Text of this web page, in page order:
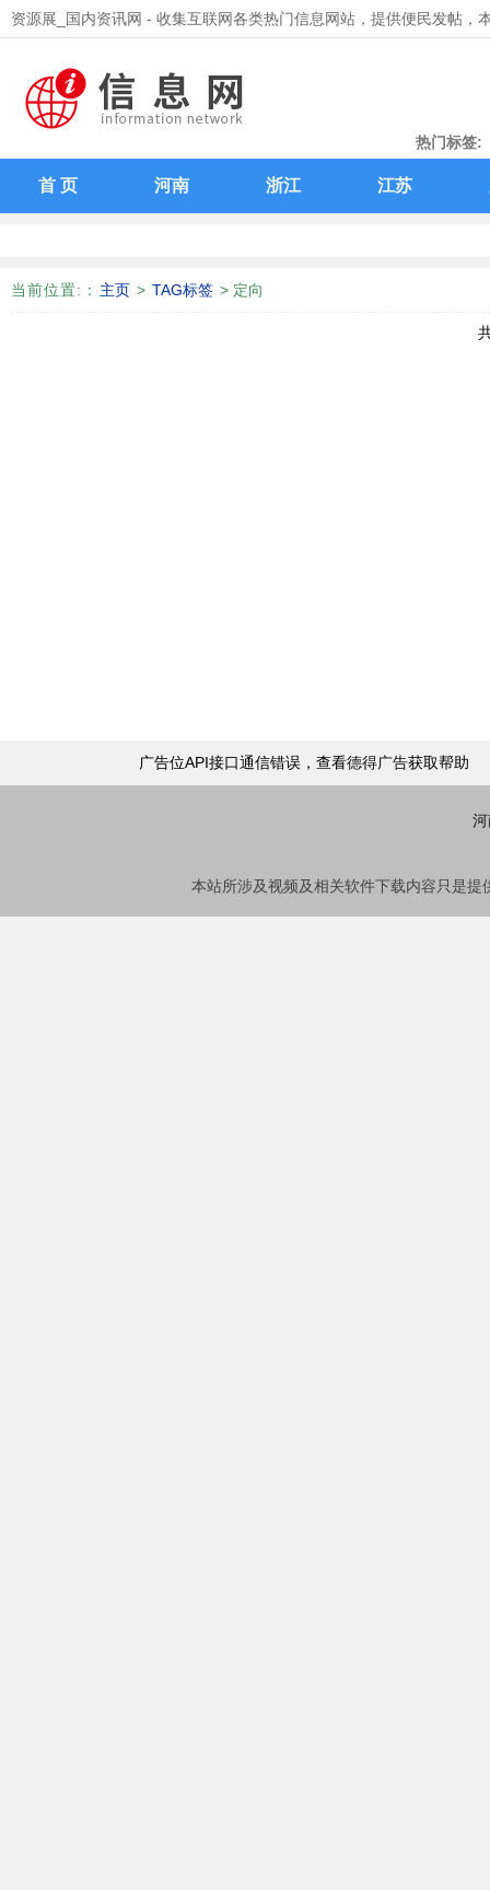
资源展_国内资讯网 - 收集互联网各类热门信息网站，提供便民发帖，
热门标签:
首 页 河南 浙江 江苏
当前位置: ： 主页 > TAG标签 > 定向
广告位API接口通信错误，查看德得广告获取帮助
本站所涉及视频及相关软件下载内容只是